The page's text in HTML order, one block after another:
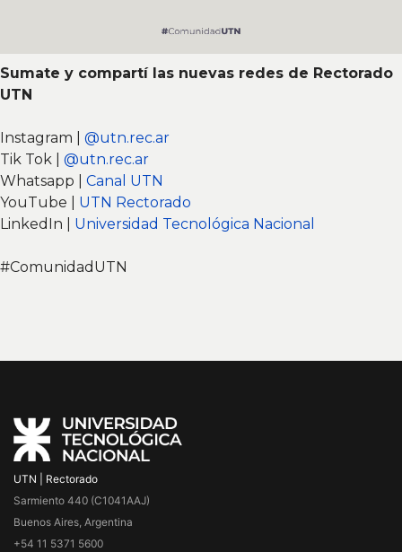
Sumate y compartí las nuevas redes de Rectorado
UTN
Instagram | @utn.rec.ar
Tik Tok | @utn.rec.ar
Whatsapp | Canal UTN
YouTube | UTN Rectorado
LinkedIn | Universidad Tecnológica Nacional
#ComunidadUTN
UTN | Rectorado
Sarmiento 440 (C1041AAJ)
Buenos Aires, Argentina
+54 11 5371 5600